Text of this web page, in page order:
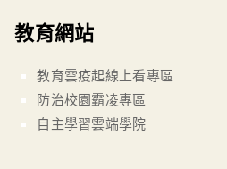
教育網站
教育雲疫起線上看專區
防治校園霸凌專區
自主學習雲端學院